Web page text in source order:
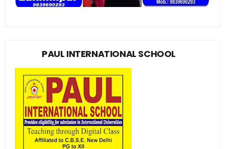
PAUL INTERNATIONAL SCHOOL